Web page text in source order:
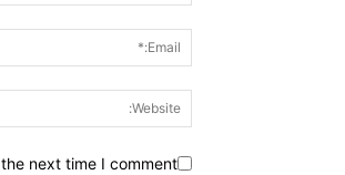
next time I comment.